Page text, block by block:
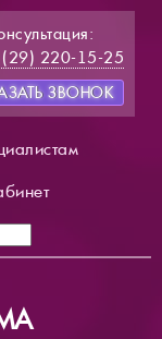
220-15-25
ЗВОНОК